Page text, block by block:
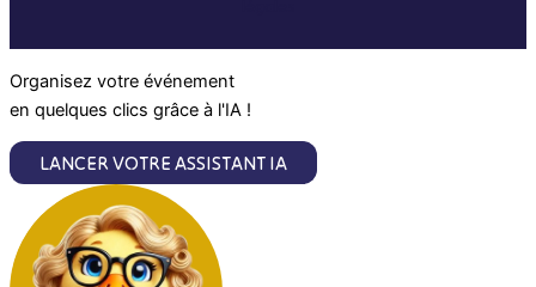
Organisez votre événement
en quelques clics grâce à l'IA !
LANCER VOTRE ASSISTANT IA